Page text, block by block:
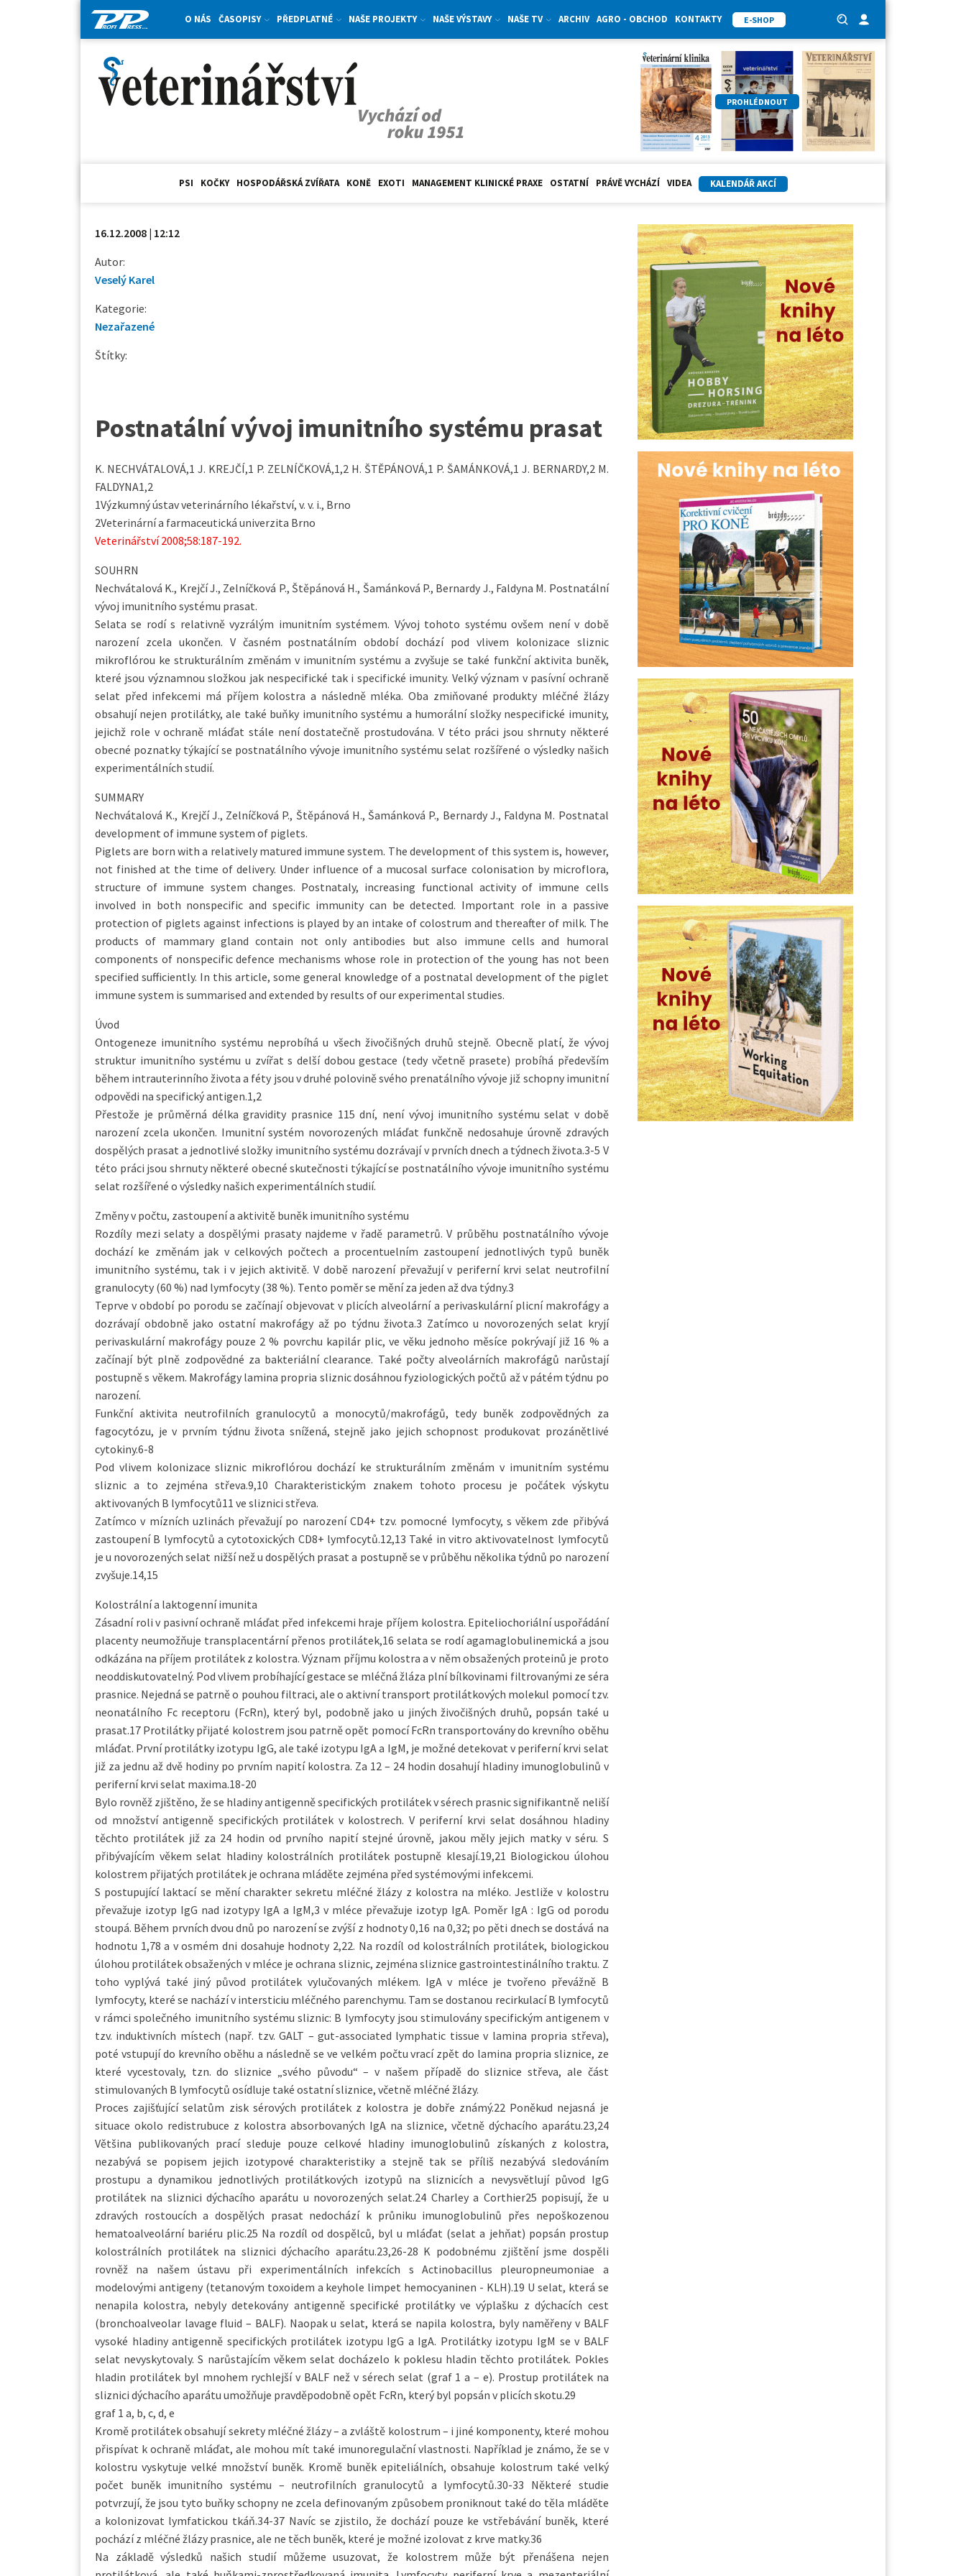
O NÁS ČASOPISY PŘEDPLATNÉ NAŠE PROJEKTY NAŠE VÝSTAVY NAŠE TV ARCHIV AGRO - OBCHOD KONTAKTY E-SHOP
PROHLÉDNOUT
PSI KOČKY HOSPODÁŘSKÁ ZVÍŘATA KONĚ EXOTI MANAGEMENT KLINICKÉ PRAXE OSTATNÍ PRÁVĚ VYCHÁZÍ VIDEA KALENDÁŘ AKCÍ
16.12.2008 | 12:12
Autor:
Veselý Karel
Kategorie:
Nezařazené
Štítky:
Postnatální vývoj imunitního systému prasat
K. NECHVÁTALOVÁ,1 J. KREJČÍ,1 P. ZELNÍČKOVÁ,1,2 H. ŠTĚPÁNOVÁ,1 P. ŠAMÁNKOVÁ,1 J. BERNARDY,2 M.
FALDYNA1,2
1Výzkumný ústav veterinárního lékařství, v. v. i., Brno
2Veterinární a farmaceutická univerzita Brno
Veterinářství 2008;58:187-192.
SOUHRN
Nechvátalová K., Krejčí J., Zelníčková P., Štěpánová H., Šamánková P., Bernardy J., Faldyna M. Postnatální
vývoj imunitního systému prasat.
Selata se rodí s relativně vyzrálým imunitním systémem. Vývoj tohoto systému ovšem není v době
narození zcela ukončen. V časném postnatálním období dochází pod vlivem kolonizace sliznic
mikroflórou ke strukturálním změnám v imunitním systému a zvyšuje se také funkční aktivita buněk,
které jsou významnou složkou jak nespecifické tak i specifické imunity. Velký význam v pasívní ochraně
selat před infekcemi má příjem kolostra a následně mléka. Oba zmiňované produkty mléčné žlázy
obsahují nejen protilátky, ale také buňky imunitního systému a humorální složky nespecifické imunity,
jejichž role v ochraně mláďat stále není dostatečně prostudována. V této práci jsou shrnuty některé
obecné poznatky týkající se postnatálního vývoje imunitního systému selat rozšířené o výsledky našich
experimentálních studií.
SUMMARY
Nechvátalová K., Krejčí J., Zelníčková P., Štěpánová H., Šamánková P., Bernardy J., Faldyna M. Postnatal
development of immune system of piglets.
Piglets are born with a relatively matured immune system. The development of this system is, however,
not finished at the time of delivery. Under influence of a mucosal surface colonisation by microflora,
structure of immune system changes. Postnataly, increasing functional activity of immune cells
involved in both nonspecific and specific immunity can be detected. Important role in a passive
protection of piglets against infections is played by an intake of colostrum and thereafter of milk. The
products of mammary gland contain not only antibodies but also immune cells and humoral
components of nonspecific defence mechanisms whose role in protection of the young has not been
specified sufficiently. In this article, some general knowledge of a postnatal development of the piglet
immune system is summarised and extended by results of our experimental studies.
Úvod
Ontogeneze imunitního systému neprobíhá u všech živočišných druhů stejně. Obecně platí, že vývoj
struktur imunitního systému u zvířat s delší dobou gestace (tedy včetně prasete) probíhá především
během intrauterinního života a féty jsou v druhé polovině svého prenatálního vývoje již schopny imunitní
odpovědi na specifický antigen.1,2
Přestože je průměrná délka gravidity prasnice 115 dní, není vývoj imunitního systému selat v době
narození zcela ukončen. Imunitní systém novorozených mláďat funkčně nedosahuje úrovně zdravých
dospělých prasat a jednotlivé složky imunitního systému dozrávají v prvních dnech a týdnech života.3-5 V
této práci jsou shrnuty některé obecné skutečnosti týkající se postnatálního vývoje imunitního systému
selat rozšířené o výsledky našich experimentálních studií.
Změny v počtu, zastoupení a aktivitě buněk imunitního systému
Rozdíly mezi selaty a dospělými prasaty najdeme v řadě parametrů. V průběhu postnatálního vývoje
dochází ke změnám jak v celkových počtech a procentuelním zastoupení jednotlivých typů buněk
imunitního systému, tak i v jejich aktivitě. V době narození převažují v periferní krvi selat neutrofilní
granulocyty (60 %) nad lymfocyty (38 %). Tento poměr se mění za jeden až dva týdny.3
Teprve v období po porodu se začínají objevovat v plicích alveolární a perivaskulární plicní makrofágy a
dozrávají obdobně jako ostatní makrofágy až po týdnu života.3 Zatímco u novorozených selat kryjí
perivaskulární makrofágy pouze 2 % povrchu kapilár plic, ve věku jednoho měsíce pokrývají již 16 % a
začínají být plně zodpovědné za bakteriální clearance. Také počty alveolárních makrofágů narůstají
postupně s věkem. Makrofágy lamina propria sliznic dosáhnou fyziologických počtů až v pátém týdnu po
narození.
Funkční aktivita neutrofilních granulocytů a monocytů/makrofágů, tedy buněk zodpovědných za
fagocytózu, je v prvním týdnu života snížená, stejně jako jejich schopnost produkovat prozánětlivé
cytokiny.6-8
Pod vlivem kolonizace sliznic mikroflórou dochází ke strukturálním změnám v imunitním systému
sliznic a to zejména střeva.9,10 Charakteristickým znakem tohoto procesu je počátek výskytu
aktivovaných B lymfocytů11 ve sliznici střeva.
Zatímco v mízních uzlinách převažují po narození CD4+ tzv. pomocné lymfocyty, s věkem zde přibývá
zastoupení B lymfocytů a cytotoxických CD8+ lymfocytů.12,13 Také in vitro aktivovatelnost lymfocytů
je u novorozených selat nižší než u dospělých prasat a postupně se v průběhu několika týdnů po narození
zvyšuje.14,15
Kolostrální a laktogenní imunita
Zásadní roli v pasivní ochraně mláďat před infekcemi hraje příjem kolostra. Epiteliochoriální uspořádání
placenty neumožňuje transplacentární přenos protilátek,16 selata se rodí agamaglobulinemická a jsou
odkázána na příjem protilátek z kolostra. Význam příjmu kolostra a v něm obsažených proteinů je proto
neoddiskutovatelný. Pod vlivem probíhající gestace se mléčná žláza plní bílkovinami filtrovanými ze séra
prasnice. Nejedná se patrně o pouhou filtraci, ale o aktivní transport protilátkových molekul pomocí tzv.
neonatálního Fc receptoru (FcRn), který byl, podobně jako u jiných živočišných druhů, popsán také u
prasat.17 Protilátky přijaté kolostrem jsou patrně opět pomocí FcRn transportovány do krevního oběhu
mláďat. První protilátky izotypu IgG, ale také izotypu IgA a IgM, je možné detekovat v periferní krvi selat
již za jednu až dvě hodiny po prvním napití kolostra. Za 12 – 24 hodin dosahují hladiny imunoglobulinů v
periferní krvi selat maxima.18-20
Bylo rovněž zjištěno, že se hladiny antigenně specifických protilátek v sérech prasnic signifikantně neliší
od množství antigenně specifických protilátek v kolostrech. V periferní krvi selat dosáhnou hladiny
těchto protilátek již za 24 hodin od prvního napití stejné úrovně, jakou měly jejich matky v séru. S
přibývajícím věkem selat hladiny kolostrálních protilátek postupně klesají.19,21 Biologickou úlohou
kolostrem přijatých protilátek je ochrana mláděte zejména před systémovými infekcemi.
S postupující laktací se mění charakter sekretu mléčné žlázy z kolostra na mléko. Jestliže v kolostru
převažuje izotyp IgG nad izotypy IgA a IgM,3 v mléce převažuje izotyp IgA. Poměr IgA : IgG od porodu
stoupá. Během prvních dvou dnů po narození se zvýší z hodnoty 0,16 na 0,32; po pěti dnech se dostává na
hodnotu 1,78 a v osmém dni dosahuje hodnoty 2,22. Na rozdíl od kolostrálních protilátek, biologickou
úlohou protilátek obsažených v mléce je ochrana sliznic, zejména sliznice gastrointestinálního traktu. Z
toho vyplývá také jiný původ protilátek vylučovaných mlékem. IgA v mléce je tvořeno převážně B
lymfocyty, které se nachází v intersticiu mléčného parenchymu. Tam se dostanou recirkulací B lymfocytů
v rámci společného imunitního systému sliznic: B lymfocyty jsou stimulovány specifickým antigenem v
tzv. induktivních místech (např. tzv. GALT – gut-associated lymphatic tissue v lamina propria střeva),
poté vstupují do krevního oběhu a následně se ve velkém počtu vrací zpět do lamina propria sliznice, ze
které vycestovaly, tzn. do sliznice „svého původu“ – v našem případě do sliznice střeva, ale část
stimulovaných B lymfocytů osídluje také ostatní sliznice, včetně mléčné žlázy.
Proces zajišťující selatům zisk sérových protilátek z kolostra je dobře známý.22 Poněkud nejasná je
situace okolo redistrubuce z kolostra absorbovaných IgA na sliznice, včetně dýchacího aparátu.23,24
Většina publikovaných prací sleduje pouze celkové hladiny imunoglobulinů získaných z kolostra,
nezabývá se popisem jejich izotypové charakteristiky a stejně tak se příliš nezabývá sledováním
prostupu a dynamikou jednotlivých protilátkových izotypů na sliznicích a nevysvětlují původ IgG
protilátek na sliznici dýchacího aparátu u novorozených selat.24 Charley a Corthier25 popisují, že u
zdravých rostoucích a dospělých prasat nedochází k průniku imunoglobulinů přes nepoškozenou
hematoalveolární bariéru plic.25 Na rozdíl od dospělců, byl u mláďat (selat a jehňat) popsán prostup
kolostrálních protilátek na sliznici dýchacího aparátu.23,26-28 K podobnému zjištění jsme dospěli
rovněž na našem ústavu při experimentálních infekcích s Actinobacillus pleuropneumoniae a
modelovými antigeny (tetanovým toxoidem a keyhole limpet hemocyaninen - KLH).19 U selat, která se
nenapila kolostra, nebyly detekovány antigenně specifické protilátky ve výplašku z dýchacích cest
(bronchoalveolar lavage fluid – BALF). Naopak u selat, která se napila kolostra, byly naměřeny v BALF
vysoké hladiny antigenně specifických protilátek izotypu IgG a IgA. Protilátky izotypu IgM se v BALF
selat nevyskytovaly. S narůstajícím věkem selat docházelo k poklesu hladin těchto protilátek. Pokles
hladin protilátek byl mnohem rychlejší v BALF než v sérech selat (graf 1 a – e). Prostup protilátek na
sliznici dýchacího aparátu umožňuje pravděpodobně opět FcRn, který byl popsán v plicích skotu.29
graf 1 a, b, c, d, e
Kromě protilátek obsahují sekrety mléčné žlázy – a zvláště kolostrum – i jiné komponenty, které mohou
přispívat k ochraně mláďat, ale mohou mít také imunoregulační vlastnosti. Například je známo, že se v
kolostru vyskytuje velké množství buněk. Kromě buněk epiteliálních, obsahuje kolostrum také velký
počet buněk imunitního systému – neutrofilních granulocytů a lymfocytů.30-33 Některé studie
potvrzují, že jsou tyto buňky schopny ne zcela definovaným způsobem proniknout také do těla mláděte
a kolonizovat lymfatickou tkáň.34-37 Navíc se zjistilo, že dochází pouze ke vstřebávání buněk, které
pochází z mléčné žlázy prasnice, ale ne těch buněk, které je možné izolovat z krve matky.36
Na základě výsledků našich studií můžeme usuzovat, že kolostrem může být přenášena nejen